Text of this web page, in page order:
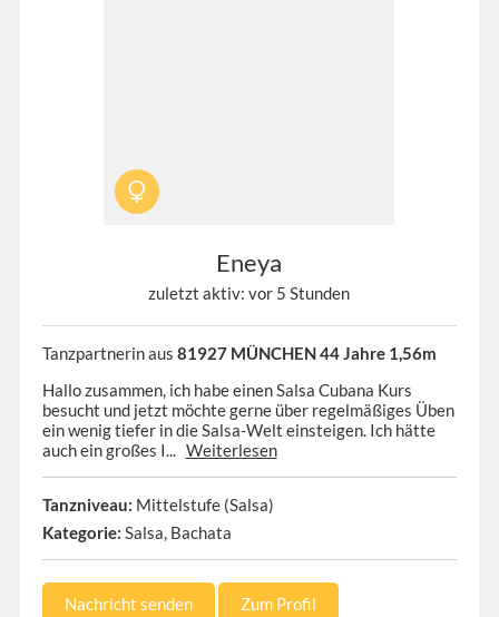
Eneya
zuletzt aktiv: vor 5 Stunden
Tanzpartnerin aus 81927 MÜNCHEN 44 Jahre 1,56m
Hallo zusammen, ich habe einen Salsa Cubana Kurs
besucht und jetzt möchte gerne über regelmäßiges Üben
ein wenig tiefer in die Salsa-Welt einsteigen. Ich hätte
auch ein großes I... Weiterlesen
Tanzniveau: Mittelstufe (Salsa)
Kategorie: Salsa, Bachata
Nachricht senden Zum Profil